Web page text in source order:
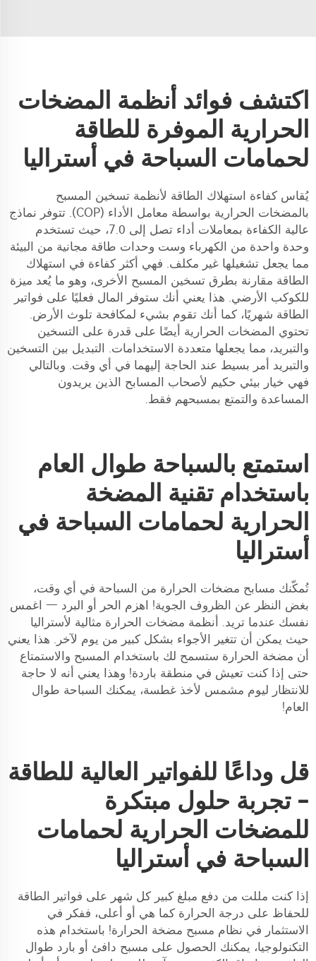
اكتشف فوائد أنظمة المضخات
الحرارية الموفرة للطاقة
لحمامات السباحة في أستراليا
يُقاس كفاءة استهلاك الطاقة لأنظمة تسخين المسبح
بالمضخات الحرارية بواسطة معامل الأداء (COP). تتوفر نماذج
عالية الكفاءة بمعاملات أداء تصل إلى 7.0، حيث تستخدم
وحدة واحدة من الكهرباء وست وحدات طاقة مجانية من البيئة
مما يجعل تشغيلها غير مكلف. فهي أكثر كفاءة في استهلاك
الطاقة مقارنة بطرق تسخين المسبح الأخرى، وهو ما يُعد ميزة
للكوكب الأرضي. هذا يعني أنك ستوفر المال فعليًا على فواتير
الطاقة شهريًا، كما أنك تقوم بشيء لمكافحة تلوث الأرض.
تحتوي المضخات الحرارية أيضًا على قدرة على التسخين
والتبريد، مما يجعلها متعددة الاستخدامات. التبديل بين التسخين
والتبريد أمر بسيط عند الحاجة إليهما في أي وقت. وبالتالي
فهي خيار بيئي حكيم لأصحاب المسابح الذين يريدون
المساعدة والتمتع بمسبحهم فقط.
استمتع بالسباحة طوال العام
باستخدام تقنية المضخة
الحرارية لحمامات السباحة في
أستراليا
تُمكّنك مسابح مضخات الحرارة من السباحة في أي وقت،
بغض النظر عن الظروف الجوية! اهزم الحر أو البرد — اغمس
نفسك عندما تريد. أنظمة مضخات الحرارة مثالية لأستراليا
حيث يمكن أن تتغير الأجواء بشكل كبير من يوم لآخر. هذا يعني
أن مضخة الحرارة ستسمح لك باستخدام المسبح والاستمتاع
حتى إذا كنت تعيش في منطقة باردة! وهذا يعني أنه لا حاجة
للانتظار ليوم مشمس لأخذ غطسة، يمكنك السباحة طوال
العام!
قل وداعًا للفواتير العالية للطاقة
- تجربة حلول مبتكرة
للمضخات الحرارية لحمامات
السباحة في أستراليا
إذا كنت مللت من دفع مبلغ كبير كل شهر على فواتير الطاقة
للحفاظ على درجة الحرارة كما هي أو أعلى، ففكر في
الاستثمار في نظام مسبح مضخة الحرارة! باستخدام هذه
التكنولوجيا، يمكنك الحصول على مسبح دافئ أو بارد طوال